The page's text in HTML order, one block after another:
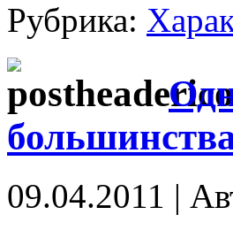
Рубрика:
09.04.2011 |